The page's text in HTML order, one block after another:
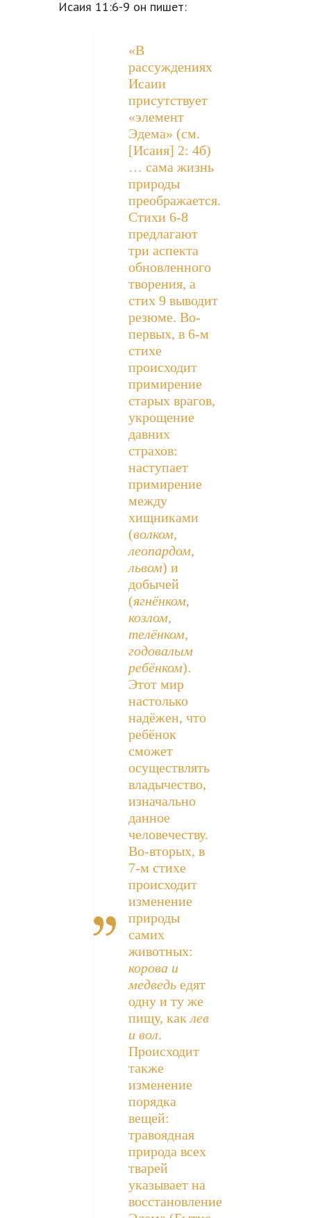
Исаия 11:6-9 он пишет:
«В
рассуждениях
Исаии
присутствует
«элемент
Эдема» (см.
[Исаия] 2: 4б)
… сама жизнь
природы
преображается.
Стихи 6-8
предлагают
три аспекта
обновленного
творения, а
стих 9 выводит
резюме. Во-
первых, в 6-м
стихе
происходит
примирение
старых врагов,
укрощение
давних
страхов:
наступает
примирение
между
хищниками
(волком,
леопардом,
львом) и
добычей
(ягнёнком,
козлом,
телёнком,
годовалым
ребёнком).
Этот мир
настолько
надёжен, что
ребёнок
сможет
осуществлять
владычество,
изначально
данное
человечеству.
Во-вторых, в
7-м стихе
происходит
изменение
природы
самих
животных:
корова и
медведь едят
одну и ту же
пищу, каклев
и вол.
Происходит
также
изменение
порядка
вещей:
травоядная
природа всех
тварей
указывает на
восстановление